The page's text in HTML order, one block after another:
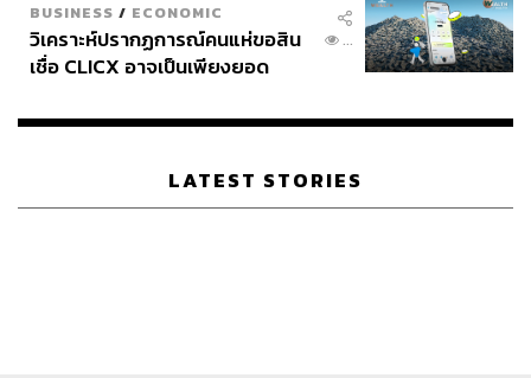
BUSINESS / ECONOMIC
วิเคราะห์ปรากฏการณ์คนแห่ขอสิน
เชื่อ CLICX อาจเป็นเพียงยอด
เรือนไทยที่ถูกซุกไว้
...
LATEST STORIES